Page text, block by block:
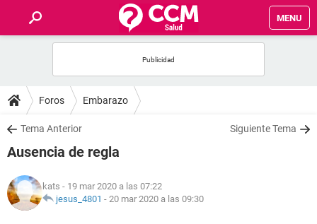
MENU
FOROS
SALUD
NUTRICIÓN
Foros Embarazo
Tema Anterior Siguiente Tema
Ausencia de regla
kats - 19 mar 2020 a las 07:22
jesus_4801 - 20 mar 2020 a las 09:30